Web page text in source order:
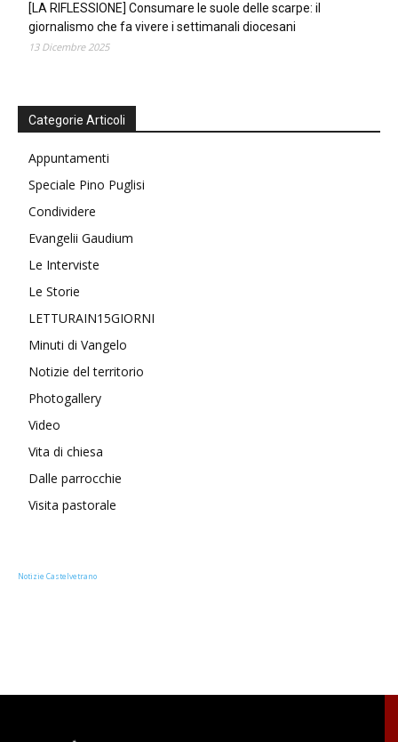
[LA RIFLESSIONE] Consumare le suole delle scarpe: il
giornalismo che fa vivere i settimanali diocesani
13 Dicembre 2025
Categorie Articoli
Appuntamenti
Speciale Pino Puglisi
Condividere
Evangelii Gaudium
Le Interviste
Le Storie
LETTURAIN15GIORNI
Minuti di Vangelo
Notizie del territorio
Photogallery
Video
Vita di chiesa
Dalle parrocchie
Visita pastorale
Notizie Castelvetrano